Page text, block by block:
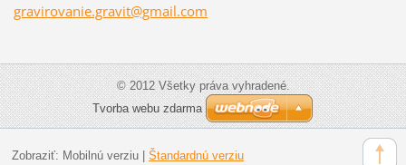
gravirovanie.gravit@gmail.com
© 2012 Všetky práva vyhradené.
Tvorba webu zdarma
Zobraziť: Mobilnú verziu| Štandardnú verziu